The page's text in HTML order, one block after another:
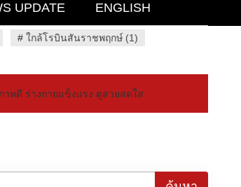
UPDATE ENGLISH
# ใกล้โรบินสันราชพฤกษ์ (1)
พดี ร่างกายแข็งแรง ดูสวยสดใส